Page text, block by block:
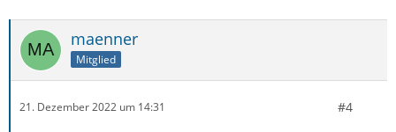
maenner
Mitglied
21. Dezember 2022 um 14:31 #4